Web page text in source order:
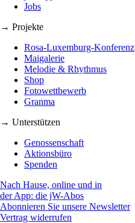
Jobs
→ Projekte
Rosa-Luxemburg-Konferenz
Maigalerie
Melodie & Rhythmus
Shop
Fotowettbewerb
Granma
→ Unterstützen
Genossenschaft
Aktionsbüro
Spenden
Nach Hause, online und in
der App: die jW-Abos
Abonnieren Sie unsere Newsletter
Vertrag widerrufen